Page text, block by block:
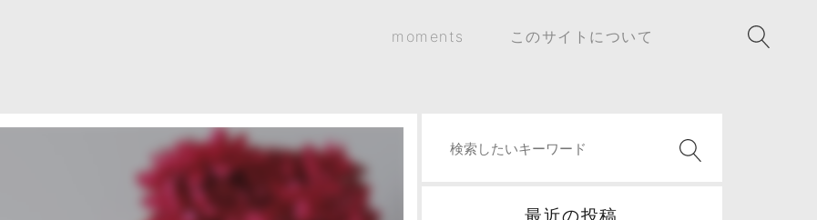
moments このサイトについて
最近の投稿